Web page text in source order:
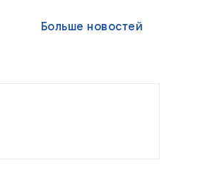
Больше новостей